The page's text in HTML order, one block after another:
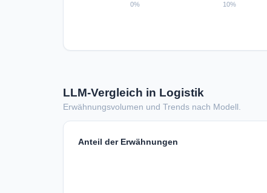
LLM-Vergleich in Logistik
Erwähnungsvolumen und Trends nach Modell.
Anteil der Erwähnungen